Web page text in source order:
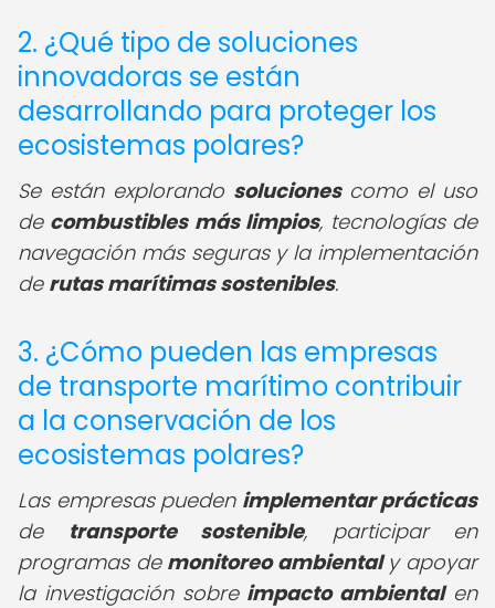
2. ¿Qué tipo de soluciones
innovadoras se están
desarrollando para proteger los
ecosistemas polares?
Se están explorando solucionescomo el uso
de combustibles más limpios, tecnologías de
navegación más seguras y la implementación
de rutas marítimas sostenibles.
3. ¿Cómo pueden las empresas
de transporte marítimo contribuir
a la conservación de los
ecosistemas polares?
Las empresas pueden implementar prácticas
de transporte sostenible, participar en
programas de monitoreo ambientaly apoyar
la investigación sobre impacto ambientalen